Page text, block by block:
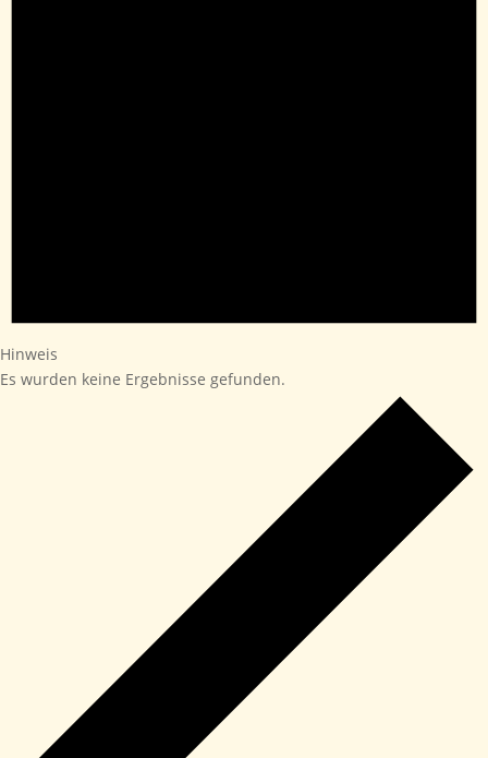
Hinweis
Es wurden keine Ergebnisse gefunden.